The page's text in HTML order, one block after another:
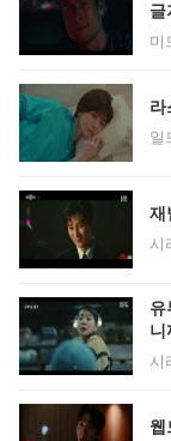
글
미
라
일
재
시
유
니
시
웹